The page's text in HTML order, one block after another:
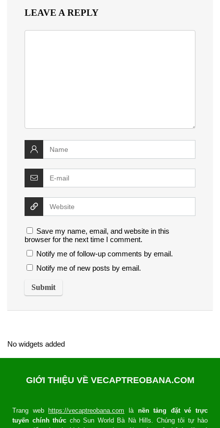
LEAVE A REPLY
Save my name, email, and website in this
browser for the next time I comment.
Notify me of follow-up comments by email.
Notify me of new posts by email.
No widgets added
GIỚI THIỆU VỀ VECAPTREOBANA.COM
Trang web https://vecaptreobana.com là nền tảng đặt vé trực
tuyến chính thức cho Sun World Bà Nà Hills. Chúng tôi tự hào